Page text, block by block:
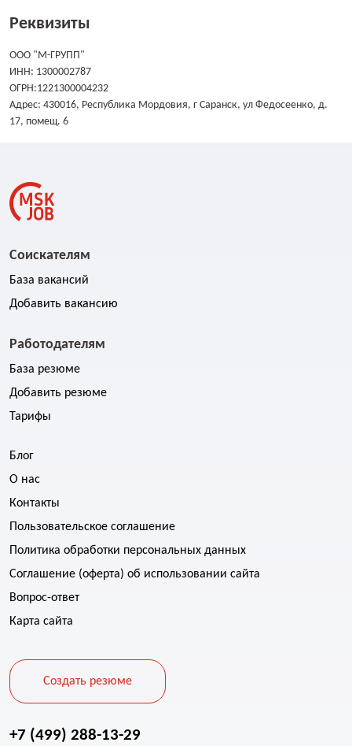
Реквизиты
ООО "М-ГРУПП"
ИНН: 1300002787
ОГРН:1221300004232
Адрес: 430016, Республика Мордовия, г Саранск, ул Федосеенко, д.
17, помещ. 6
Соискателям
База вакансий
Добавить вакансию
Работодателям
База резюме
Добавить резюме
Тарифы
Блог
О нас
Контакты
Пользовательское соглашение
Политика обработки персональных данных
Соглашение (оферта) об использовании сайта
Вопрос-ответ
Карта сайта
Создать резюме
+7 (499) 288-13-29